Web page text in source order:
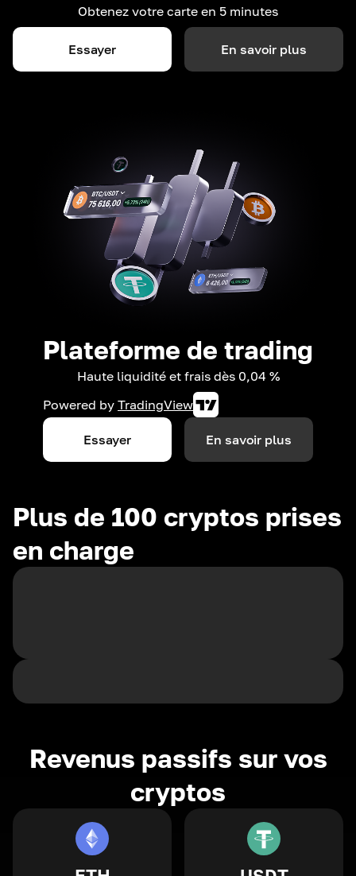
Obtenez votre carte en 5 minutes
Essayer En savoir plus
Plateforme de trading
Haute liquidité et frais dès 0,04 %
Powered by TradingView
Essayer En savoir plus
Plus de 100 cryptos prises
en charge
Revenus passifs sur vos
cryptos